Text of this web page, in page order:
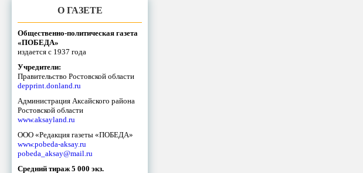
О ГАЗЕТЕ
Общественно-политическая газета
«ПОБЕДА»
издается с 1937 года
Учредители:
Правительство Ростовской области
depprint.donland.ru
Администрация Аксайского района
Ростовской области
www.aksayland.ru
ООО «Редакция газеты «ПОБЕДА»
www.pobeda-aksay.ru
pobeda_aksay@mail.ru
Средний тираж 5 000 экз.